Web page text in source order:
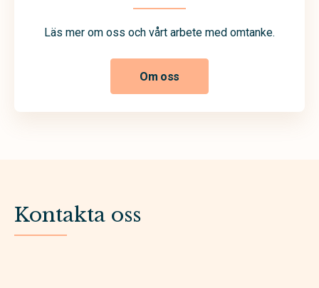
Läs mer om oss och vårt arbete med omtanke.
Om oss
Kontakta oss